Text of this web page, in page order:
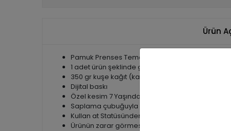
Ürün
Pamuk Prenses Temalı 7 (yedi) Yaşında Pasta
1 adet ürün şeklinde gönderilir.
350 gr kuşe kağıt (kartvizit kalınlığında ince
Dijital baskı
Özel kesim 7 Yaşında 10x8 cm kağıt ölçüsü
Saplama çubuğuyla gönderilmektedir.
Kullan at Statüsünden olan ürünler
Ürünün zarar görmesi halinde tekrar ürün